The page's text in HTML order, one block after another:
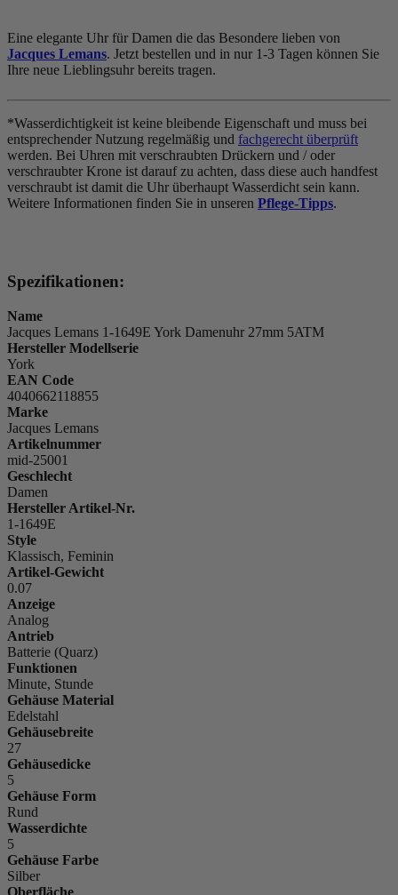
Eine elegante Uhr für Damen die das Besondere lieben von
Jacques Lemans. Jetzt bestellen und in nur 1-3 Tagen können Sie
Ihre neue Lieblingsuhr bereits tragen.
*Wasserdichtigkeit ist keine bleibende Eigenschaft und muss bei
entsprechender Nutzung regelmäßig und fachgerecht überprüft
werden. Bei Uhren mit verschraubten Drückern und / oder
verschraubter Krone ist darauf zu achten, dass diese auch handfest
verschraubt ist damit die Uhr überhaupt Wasserdicht sein kann.
Weitere Informationen finden Sie in unseren Pflege-Tipps.
Spezifikationen:
Name
Jacques Lemans 1-1649E York Damenuhr 27mm 5ATM
Hersteller Modellserie
York
EAN Code
4040662118855
Marke
Jacques Lemans
Artikelnummer
mid-25001
Geschlecht
Damen
Hersteller Artikel-Nr.
1-1649E
Style
Klassisch, Feminin
Artikel-Gewicht
0.07
Anzeige
Analog
Antrieb
Batterie (Quarz)
Funktionen
Minute, Stunde
Gehäuse Material
Edelstahl
Gehäusebreite
27
Gehäusedicke
5
Gehäuse Form
Rund
Wasserdichte
5
Gehäuse Farbe
Silber